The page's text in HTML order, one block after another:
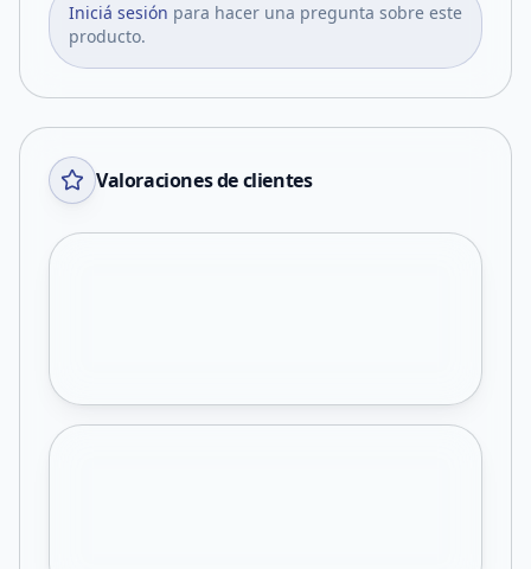
Iniciá sesión para hacer una pregunta sobre este
producto.
Valoraciones de clientes